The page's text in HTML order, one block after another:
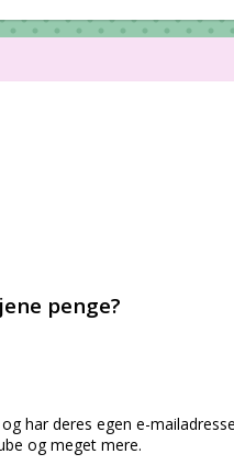
penge?
har deres egen e-
og meget mere.